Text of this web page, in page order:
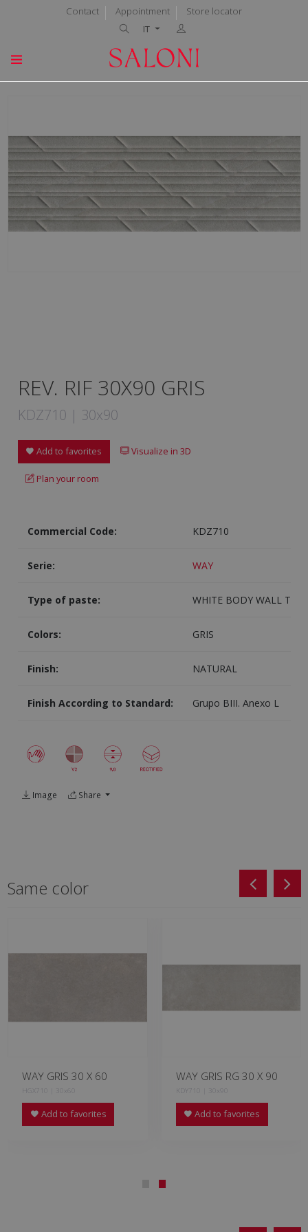
Contact Appointment
Store locator
IT
REV. RIF 30X90 GRIS
KDZ710 | 30x90
Add to favorites Visualize in 3D
Plan your room
Commercial Code: KDZ710
Serie: WAY
Type of paste: WHITE BODY WALL TILE
Colors: GRIS
Finish: NATURAL
Finish According to Standard: Grupo BIII. Anexo L
Image Share
Same color
WAY GRIS 30 X 60
HGX710 | 30x60
Add to favorites
WAY GRIS RG 30 X 90
KDY710 | 30x90
Add to favorites